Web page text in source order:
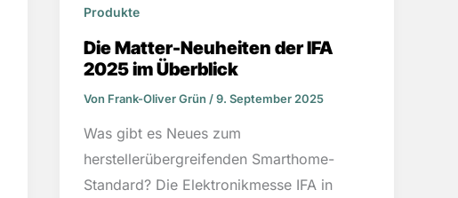
Produkte
Die Matter-Neuheiten der IFA
2025 im Überblick
Von Frank-Oliver Grün /9. September 2025
Was gibt es Neues zum
herstellerübergreifenden Smarthome-
Standard? Die Elektronikmesse IFA in